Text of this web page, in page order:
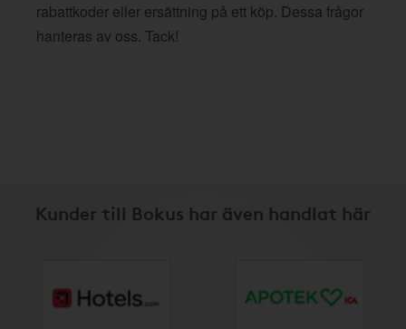
rabattkoder eller ersättning på ett köp. Dessa frågor
hanteras av oss. Tack!
Kunder till Bokus har även handlat här